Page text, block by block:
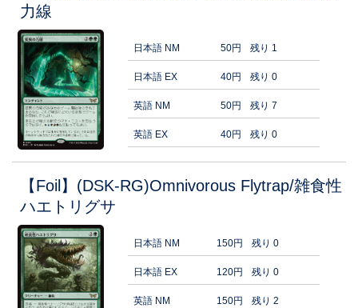
力線
日本語 NM 50円 残り 1
日本語 EX 40円 残り 0
英語 NM 50円 残り 7
英語 EX 40円 残り 0
【Foil】(DSK-RG)Omnivorous Flytrap/雑食性
ハエトリグサ
日本語 NM 150円 残り 0
日本語 EX 120円 残り 0
英語 NM 150円 残り 2